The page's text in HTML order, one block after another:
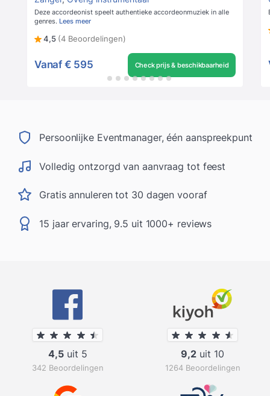
Deze accordeonist speelt authentieke accordeonmuziek in alle
genres. Lees meer
4,5 (4 Beoordelingen)
Vanaf € 595 Check prijs & beschikbaarheid
Persoonlijke Eventmanager, één aanspreekpunt
Volledig ontzorgd van aanvraag tot feest
Gratis annuleren tot 30 dagen vooraf
15 jaar ervaring, 9.5 uit 1000+ reviews
4,5uit 5
342 Beoordelingen
9,2 uit 10
1264 Beoordelingen